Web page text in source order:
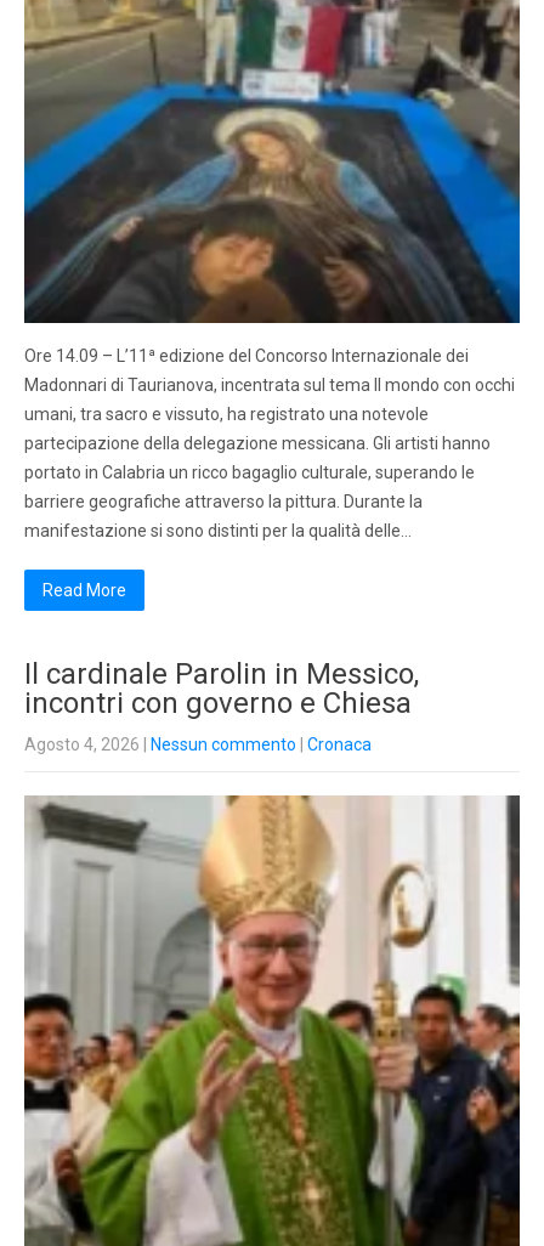
Ore 14.09 – L’11ª edizione del Concorso Internazionale dei
Madonnari di Taurianova, incentrata sul tema Il mondo con occhi
umani, tra sacro e vissuto, ha registrato una notevole
partecipazione della delegazione messicana. Gli artisti hanno
portato in Calabria un ricco bagaglio culturale, superando le
barriere geografiche attraverso la pittura. Durante la
manifestazione si sono distinti per la qualità delle…
Read More
Il cardinale Parolin in Messico,
incontri con governo e Chiesa
Agosto 4, 2026 Nessun commento Cronaca